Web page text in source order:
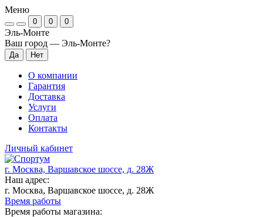
Меню
0 0 0
Эль-Монте
Ваш город — Эль-Монте?
О компании
Гарантия
Доставка
Услуги
Оплата
Контакты
Личный кабинет
г. Москва, Варшавское шоссе, д. 28Ж
Наш адрес:
г. Москва, Варшавское шоссе, д. 28Ж
Время работы
Время работы магазина: